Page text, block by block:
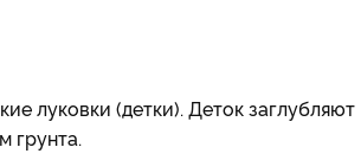
луковки (детки). Деток заглубляют
грунта.